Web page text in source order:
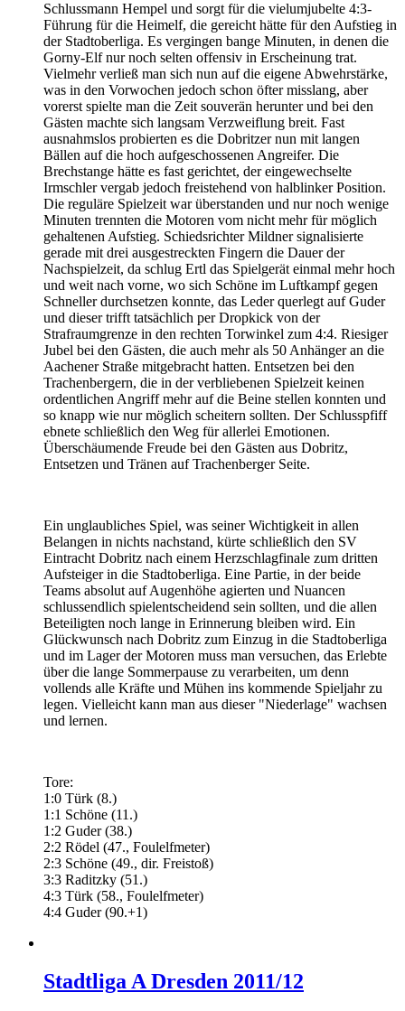
Schlussmann Hempel und sorgt für die vielumjubelte 4:3-
Führung für die Heimelf, die gereicht hätte für den Aufstieg in
der Stadtoberliga. Es vergingen bange Minuten, in denen die
Gorny-Elf nur noch selten offensiv in Erscheinung trat.
Vielmehr verließ man sich nun auf die eigene Abwehrstärke,
was in den Vorwochen jedoch schon öfter misslang, aber
vorerst spielte man die Zeit souverän herunter und bei den
Gästen machte sich langsam Verzweiflung breit. Fast
ausnahmslos probierten es die Dobritzer nun mit langen
Bällen auf die hoch aufgeschossenen Angreifer. Die
Brechstange hätte es fast gerichtet, der eingewechselte
Irmschler vergab jedoch freistehend von halblinker Position.
Die reguläre Spielzeit war überstanden und nur noch wenige
Minuten trennten die Motoren vom nicht mehr für möglich
gehaltenen Aufstieg. Schiedsrichter Mildner signalisierte
gerade mit drei ausgestreckten Fingern die Dauer der
Nachspielzeit, da schlug Ertl das Spielgerät einmal mehr hoch
und weit nach vorne, wo sich Schöne im Luftkampf gegen
Schneller durchsetzen konnte, das Leder querlegt auf Guder
und dieser trifft tatsächlich per Dropkick von der
Strafraumgrenze in den rechten Torwinkel zum 4:4. Riesiger
Jubel bei den Gästen, die auch mehr als 50 Anhänger an die
Aachener Straße mitgebracht hatten. Entsetzen bei den
Trachenbergern, die in der verbliebenen Spielzeit keinen
ordentlichen Angriff mehr auf die Beine stellen konnten und
so knapp wie nur möglich scheitern sollten. Der Schlusspfiff
ebnete schließlich den Weg für allerlei Emotionen.
Überschäumende Freude bei den Gästen aus Dobritz,
Entsetzen und Tränen auf Trachenberger Seite.
Ein unglaubliches Spiel, was seiner Wichtigkeit in allen
Belangen in nichts nachstand, kürte schließlich den SV
Eintracht Dobritz nach einem Herzschlagfinale zum dritten
Aufsteiger in die Stadtoberliga. Eine Partie, in der beide
Teams absolut auf Augenhöhe agierten und Nuancen
schlussendlich spielentscheidend sein sollten, und die allen
Beteiligten noch lange in Erinnerung bleiben wird. Ein
Glückwunsch nach Dobritz zum Einzug in die Stadtoberliga
und im Lager der Motoren muss man versuchen, das Erlebte
über die lange Sommerpause zu verarbeiten, um denn
vollends alle Kräfte und Mühen ins kommende Spieljahr zu
legen. Vielleicht kann man aus dieser "Niederlage" wachsen
und lernen.
Tore:
1:0 Türk (8.)
1:1 Schöne (11.)
1:2 Guder (38.)
2:2 Rödel (47., Foulelfmeter)
2:3 Schöne (49., dir. Freistoß)
3:3 Raditzky (51.)
4:3 Türk (58., Foulelfmeter)
4:4 Guder (90.+1)
Stadtliga A Dresden 2011/12